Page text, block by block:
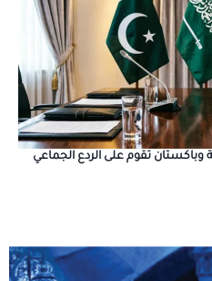
وباكستان تقوم على الردع الجماعي